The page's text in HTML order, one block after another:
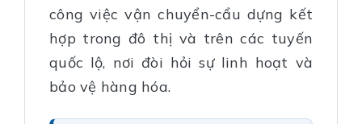
công việc vận chuyển-cẩu dựng kết
hợp trong đô thị và trên các tuyến
quốc lộ, nơi đòi hỏi sự linh hoạt và
bảo vệ hàng hóa.